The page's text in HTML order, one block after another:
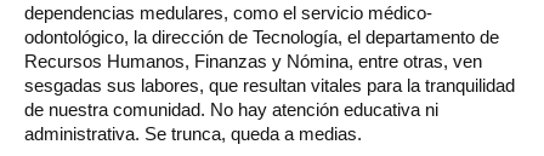
dependencias medulares, como el servicio médico-
odontológico, la dirección de Tecnología, el departamento de
Recursos Humanos, Finanzas y Nómina, entre otras, ven
sesgadas sus labores, que resultan vitales para la tranquilidad
de nuestra comunidad. No hay atención educativa ni
administrativa. Se trunca, queda a medias.